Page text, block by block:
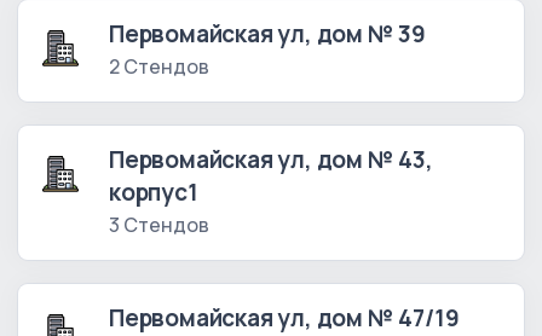
Первомайская ул, дом № 39
2 Стендов
Первомайская ул, дом № 43,
корпус1
3 Стендов
Первомайская ул, дом № 47/19